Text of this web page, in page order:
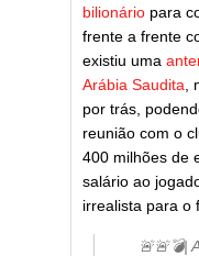
bilionário para
frente a frente
existiu uma
Arábia Saudita
por trás,
reunião com o
400 milhões de
salário ao
irrealista para o
🚨🚨💣|